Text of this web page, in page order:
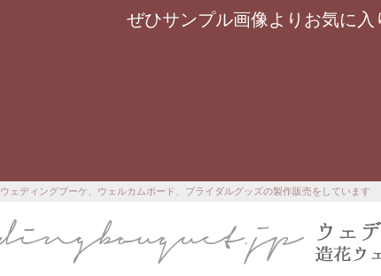
ぜひサンプル画像よりお気に入
ェディングブーケ、ウェルカムボード、ブライダルグッズの製作販売をしています